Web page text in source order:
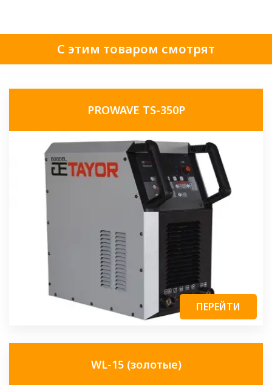
С этим товаром смотрят
PROWAVE TS-350P
ПЕРЕЙТИ
WL-15 (золотые)